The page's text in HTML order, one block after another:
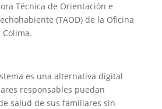
Técnica de Orientación e
(TAOD) de la Oficina
es una alternativa digital
responsables puedan
salud de sus familiares sin